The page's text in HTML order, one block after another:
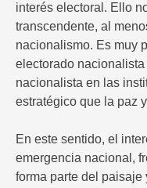
interés electoral. Ello
transcendente, al
nacionalismo. Es muy
electorado
nacionalista en las
estratégico que la paz
En este sentido, el
emergencia nacional,
forma parte del